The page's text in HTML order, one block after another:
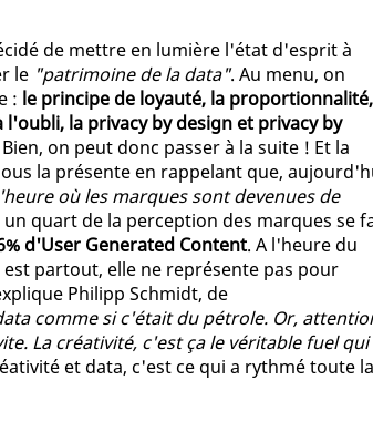
de mettre en lumière l'état d'esprit à
le "patrimoine de la data". Au menu, on
: le principe de loyauté, la
la privacy by design et privacy by
on peut donc passer à la suite ! Et la
la présente en rappelant que,
où les marques sont devenues de
quart de la perception des marques se
d'User Generated Content. A l'heure du
partout, elle ne représente pas pour
Philipp Schmidt, de
comme si c'était du pétrole. Or,
La créativité, c'est ça le véritable fuel qui
et data, c'est ce qui a rythmé toute la